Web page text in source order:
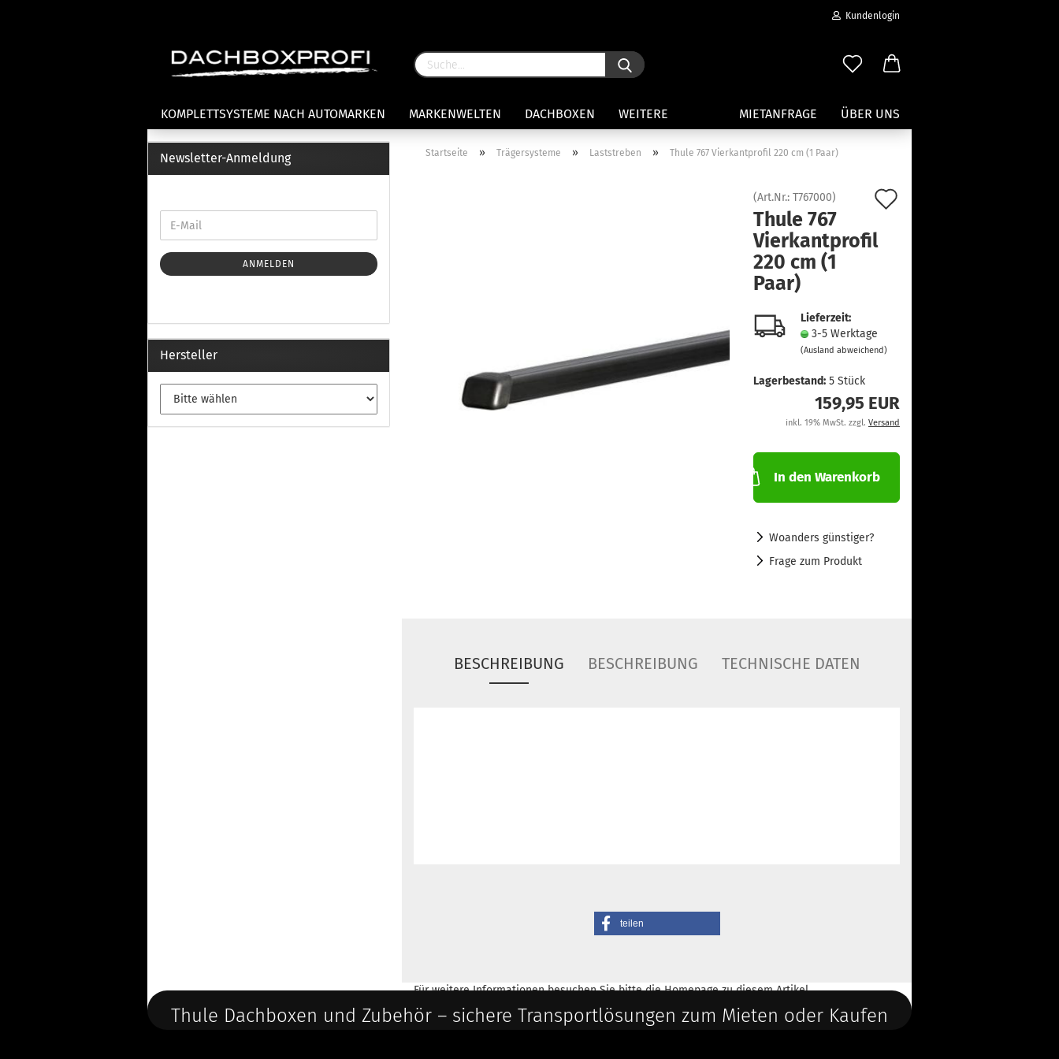
Kundenlogin
Passwort vergessen?
KOMPLETTSYSTEME NACH AUTOMARKEN MARKENWELTEN DACHBOXEN MIETANFRAGE ÜBER UNS
WEITERE
Heckklappenfahrradträger
Anhängekupplungsträger
E-Bike Fahrradträger
Universaltträger Reling
Thule Montagekits 50.. für 7105
Fußsatz Fahrzeuge mit
integrierter Reling
Thule Montagekits 60.. für 7106
Paddleboard Traeger
Kajak und Kanuträger
Träger für Surfbretter
Zubehör für Wassersportträger
Startseite » Trägersysteme » Laststreben » Thule 767 Vierkantprofil 220 cm (1 Paar)
(Art.Nr.:T767000)
Thule 767
Vierkantprofil
220 cm (1
Paar)
Lieferzeit:
3-5 Werktage
(Ausland abweichend)
Lagerbestand: 5Stück
159,95 EUR
inkl. 19% MwSt. zzgl. Versand
In den Warenkorb
Woanders günstiger?
Frage zum Produkt
BESCHREIBUNG BESCHREIBUNG TECHNISCHE DATEN
teilen
Für weitere Informationen besuchen Sie bitte dieHomepagezu diesem Artikel.
Newsletter-Anmeldung
ANMELDEN
Hersteller
Thule Dachboxen und Zubehör – sichere Transportlösungen zum Mieten oder Kaufen